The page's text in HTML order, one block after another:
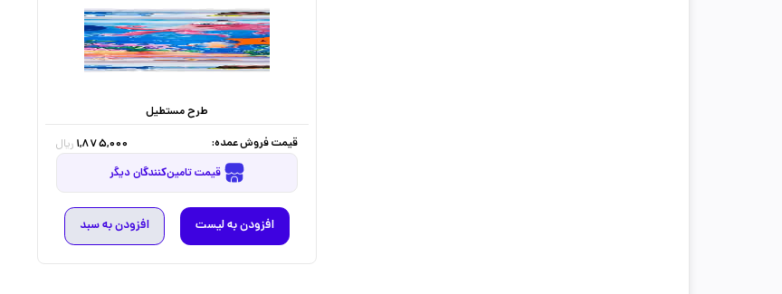
طرح مستطیل
قیمت فروش عمده:
1,875,000 ریال
قیمت تامین‌کنندگان دیگر
افزودن به لیست افزودن به سبد